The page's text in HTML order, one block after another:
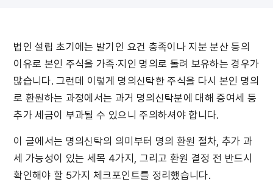
법인 설립 초기에는 발기인 요건 충족이나 지분 분산 등의
이유로 본인 주식을 가족·지인 명의로 돌려 보유하는 경우가
많습니다. 그런데 이렇게 명의신탁한 주식을 다시 본인 명의
로 환원하는 과정에서는 과거 명의신탁분에 대해 증여세 등
추가 세금이 부과될 수 있으니 주의하셔야 합니다.
이 글에서는 명의신탁의 의미부터 명의 환원 절차, 추가 과
세 가능성이 있는 세목 4가지, 그리고 환원 결정 전 반드시
확인해야 할 5가지 체크포인트를 정리했습니다.